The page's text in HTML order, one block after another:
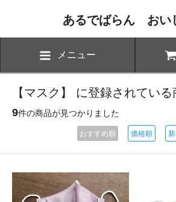
あるでばらん おい
メニュー
【マスク】 に登録されている
9件の商品が見つかりました
おすすめ順 価格順